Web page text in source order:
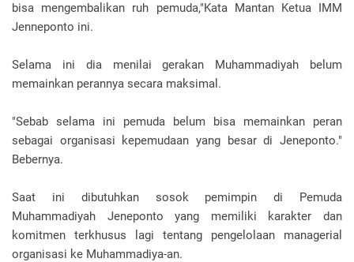
bisa mengembalikan ruh pemuda,"Kata Mantan Ketua IMM
Jenneponto ini.
Selama ini dia menilai gerakan Muhammadiyah belum
memainkan perannya secara maksimal.
"Sebab selama ini pemuda belum bisa memainkan peran
sebagai organisasi kepemudaan yang besar di Jeneponto."
Bebernya.
Saat ini dibutuhkan sosok pemimpin di Pemuda
Muhammadiyah Jeneponto yang memiliki karakter dan
komitmen terkhusus lagi tentang pengelolaan managerial
organisasi ke Muhammadiya-an.